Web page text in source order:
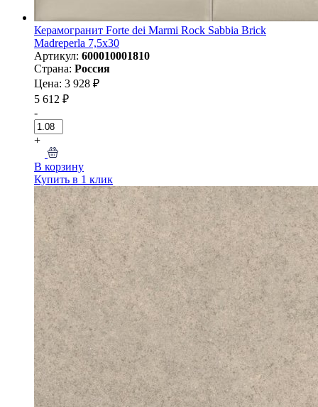
Керамогранит Forte dei Marmi Rock Sabbia Brick
Madreperla 7,5x30
Артикул: 600010001810
Страна: Россия
Цена: 3 928 ₽
5 612 ₽
-
+
В корзину
Купить в 1 клик